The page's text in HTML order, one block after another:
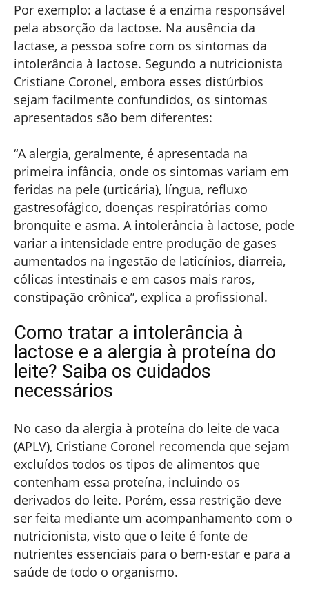
Por exemplo: a lactase é a enzima responsável
pela absorção da lactose. Na ausência da
lactase, a pessoa sofre com os sintomas da
intolerância à lactose. Segundo a nutricionista
Cristiane Coronel, embora esses distúrbios
sejam facilmente confundidos, os sintomas
apresentados são bem diferentes:
“A alergia, geralmente, é apresentada na
primeira infância, onde os sintomas variam em
feridas na pele (urticária), língua, refluxo
gastresofágico, doenças respiratórias como
bronquite e asma. A intolerância à lactose, pode
variar a intensidade entre produção de gases
aumentados na ingestão de laticínios, diarreia,
cólicas intestinais e em casos mais raros,
constipação crônica”, explica a profissional.
Como tratar a intolerância à
lactose e a alergia à proteína do
leite? Saiba os cuidados
necessários
No caso da alergia à proteína do leite de vaca
(APLV), Cristiane Coronel recomenda que sejam
excluídos todos os tipos de alimentos que
contenham essa proteína, incluindo os
derivados do leite. Porém, essa restrição deve
ser feita mediante um acompanhamento com o
nutricionista, visto que o leite é fonte de
nutrientes essenciais para o bem-estar e para a
saúde de todo o organismo.